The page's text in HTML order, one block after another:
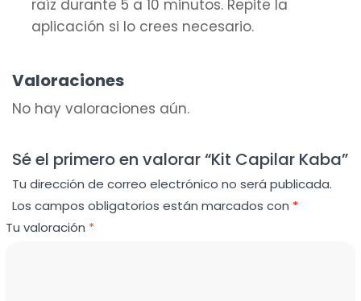
raíz durante 5 a 10 minutos. Repite la
aplicación si lo crees necesario.
Valoraciones
No hay valoraciones aún.
Sé el primero en valorar “Kit Capilar Kaba”
Tu dirección de correo electrónico no será publicada.
Los campos obligatorios están marcados con *
Tu valoración *